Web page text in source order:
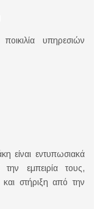
υπηρεσιών
είναι εντυπωσιακά
την εμπειρία τους,
και στήριξη από την